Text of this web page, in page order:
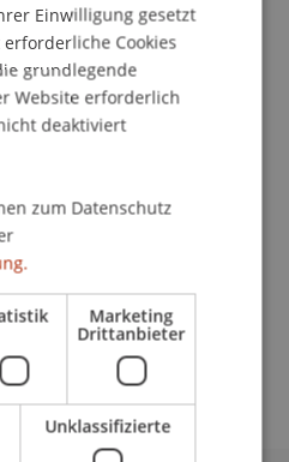
and Graduate
Einwilligung gesetzt
Cookies
grundlegende
Website erforderlich
deaktiviert
zum Datenschutz
Marketing
Drittanbieter
Unklassifizierte